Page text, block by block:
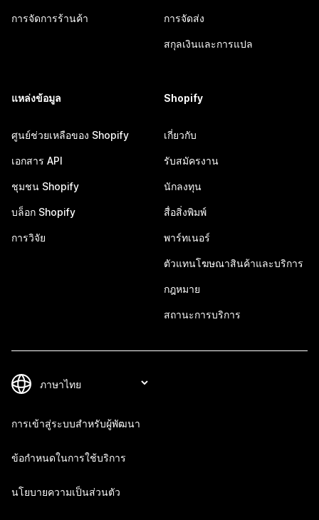
การจัดการร้านค้า การจัดส่ง
สกุลเงินและการแปล
แหล่งข้อมูล
ศูนย์ช่วยเหลือของ Shopify
เอกสาร API
ชุมชน Shopify
บล็อก Shopify
การวิจัย
Shopify
เกี่ยวกับ
รับสมัครงาน
นักลงทุน
สื่อสิ่งพิมพ์
พาร์ทเนอร์
ตัวแทนโฆษณาสินค้าและบริการ
กฎหมาย
สถานะการบริการ
การเข้าสู่ระบบสำหรับผู้พัฒนา
ข้อกำหนดในการใช้บริการ
นโยบายความเป็นส่วนตัว